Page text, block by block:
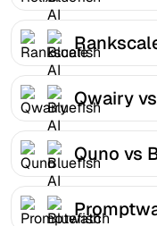
Qwairy
Quno vs